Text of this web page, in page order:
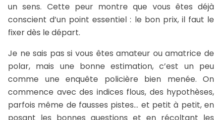
un sens. Cette peur montre que vous êtes déjà
conscient d’un point essentiel : le bon prix, il faut le
fixer dès le départ.
Je ne sais pas si vous êtes amateur ou amatrice de
polar, mais une bonne estimation, c’est un peu
comme une enquête policière bien menée. On
commence avec des indices flous, des hypothèses,
parfois même de fausses pistes… et petit à petit, en